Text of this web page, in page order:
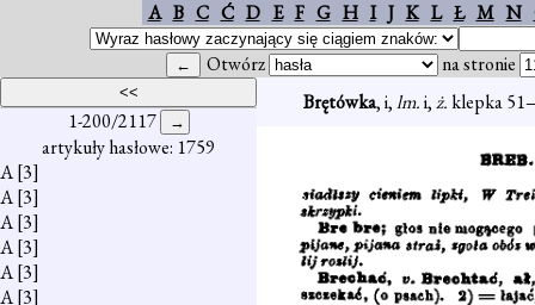
A B C Ć D E F G H I J K L Ł M N
Otwórz na stronie
1-200/2117
artykuły hasłowe: 1759
A[3]
A[3]
A[3]
A[3]
A[3]
A[3]
Brętówka, i,lm.i,ż. klepka